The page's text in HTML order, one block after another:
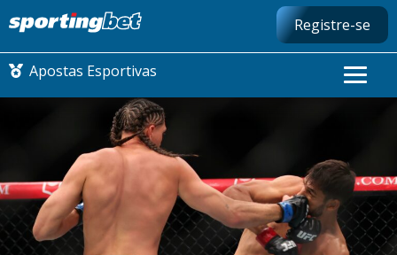
Registre-se
Apostas Esportivas
CONMEBOL LIBERTADORES
FUTEBOL NACIONAL
FUTEBOL INTERNACIONAL